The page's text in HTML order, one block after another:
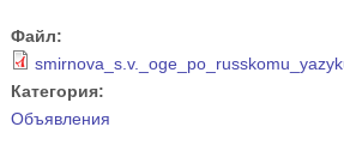
Файл:
Категория:
Объявления